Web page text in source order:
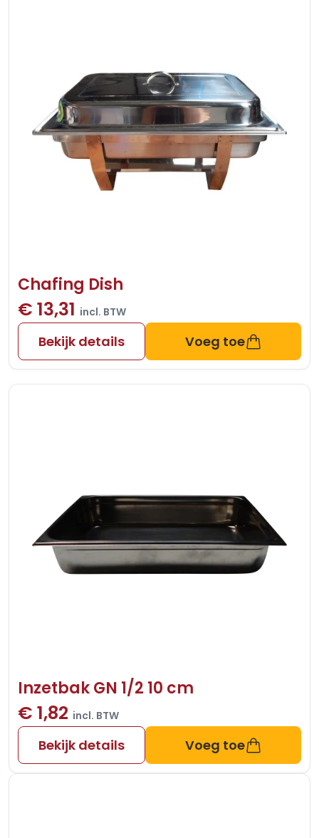
Chafing Dish
€ 13,31 incl. BTW
Bekijk details Voeg toe
Inzetbak GN 1/2 10 cm
€ 1,82 incl. BTW
Bekijk details Voeg toe